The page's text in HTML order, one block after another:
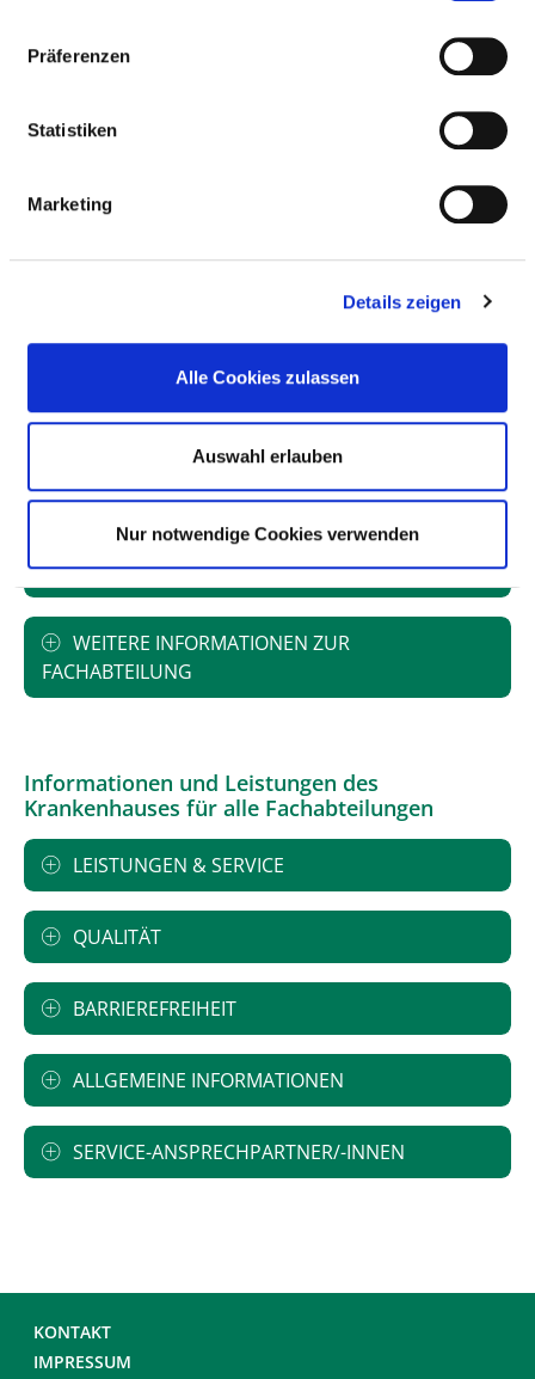
Präferenzen
Statistiken
Marketing
Details zeigen
Alle Cookies zulassen
Auswahl erlauben
Nur notwendige Cookies verwenden
PD Dr. med. Alin Stirban (Chefarzt für Diabetologie)
Informationen und Leistungen der
FACHEXPERTISE UND WEITERBILDUNG
MEDIZINISCHES LEISTUNGSANGEBOT MIT
FALLZAHLEN
WEITERE INFORMATIONEN ZUR
FACHABTEILUNG
Informationen und Leistungen des
Krankenhauses für alle Fachabteilungen
LEISTUNGEN & SERVICE
QUALITÄT
BARRIEREFREIHEIT
ALLGEMEINE INFORMATIONEN
SERVICE-ANSPRECHPARTNER/-INNEN
KONTAKT
IMPRESSUM